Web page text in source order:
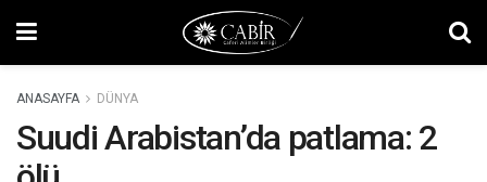
ANASAYFA DÜNYA
Suudi Arabistan’da patlama: 2